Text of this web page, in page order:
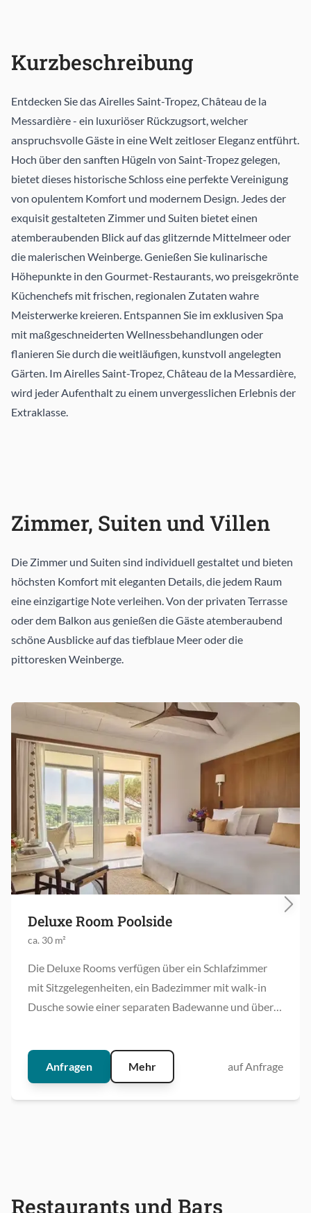
Kurzbeschreibung
Entdecken Sie das Airelles Saint-Tropez, Château de la
Messardière - ein luxuriöser Rückzugsort, welcher
anspruchsvolle Gäste in eine Welt zeitloser Eleganz entführt.
Hoch über den sanften Hügeln von Saint-Tropez gelegen,
bietet dieses historische Schloss eine perfekte Vereinigung
von opulentem Komfort und modernem Design. Jedes der
exquisit gestalteten Zimmer und Suiten bietet einen
atemberaubenden Blick auf das glitzernde Mittelmeer oder
die malerischen Weinberge. Genießen Sie kulinarische
Höhepunkte in den Gourmet-Restaurants, wo preisgekrönte
Küchenchefs mit frischen, regionalen Zutaten wahre
Meisterwerke kreieren. Entspannen Sie im exklusiven Spa
mit maßgeschneiderten Wellnessbehandlungen oder
flanieren Sie durch die weitläufigen, kunstvoll angelegten
Gärten. Im Airelles Saint-Tropez, Château de la Messardière,
wird jeder Aufenthalt zu einem unvergesslichen Erlebnis der
Extraklasse.
Zimmer, Suiten und Villen
Die Zimmer und Suiten sind individuell gestaltet und bieten
höchsten Komfort mit eleganten Details, die jedem Raum
eine einzigartige Note verleihen. Von der privaten Terrasse
oder dem Balkon aus genießen die Gäste atemberaubend
schöne Ausblicke auf das tiefblaue Meer oder die
pittoresken Weinberge.
Deluxe Room Poolside
ca. 30 m²
Die Deluxe Rooms verfügen über ein Schlafzimmer
mit Sitzgelegenheiten, ein Badezimmer mit walk-in
Dusche sowie einer separaten Badewanne und über
Anfragen
Mehr auf Anfrage
Restaurants und Bars